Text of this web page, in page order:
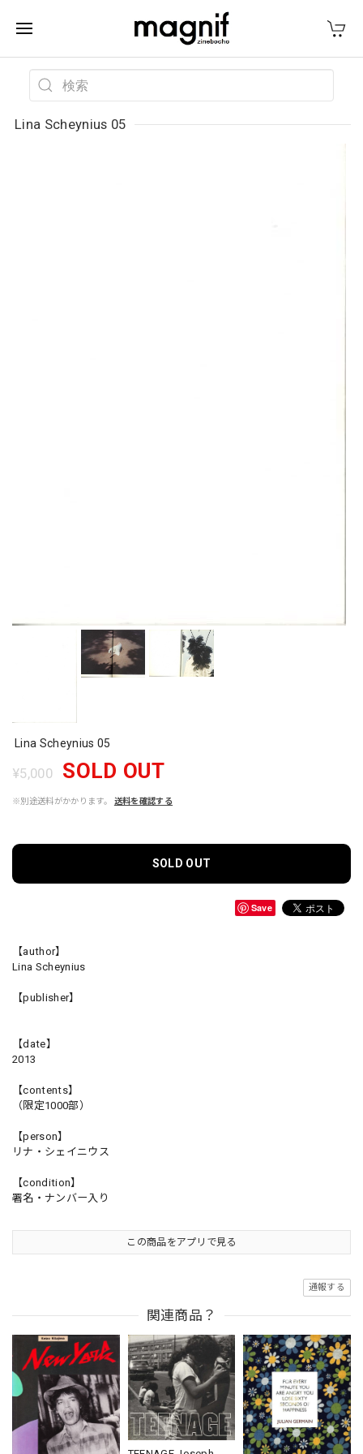
Lina Scheynius 05
Lina Scheynius 05
¥5,000 SOLD OUT
※別途送料がかかります。 送料を確認する
SOLD OUT
Save
【author】
Lina Scheynius
【publisher】
【date】
2013
【contents】
（限定1000部）
【person】
リナ・シェイニウス
【condition】
署名・ナンバー入り
この商品をアプリで見る
通報する
関連商品？